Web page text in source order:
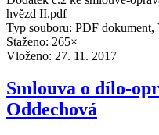
hvězd II.pdf
Typ souboru: PDF
Staženo: 265×
Vloženo: 27. 11. 2017
Smlouva o dílo-
Oddechová